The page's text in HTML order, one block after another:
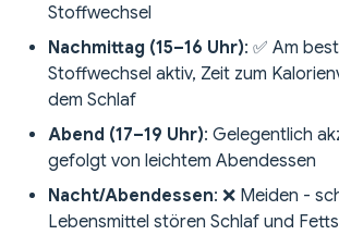
Stoffwechsel
Nachmittag (15–16 Uhr): ✅ Am
Stoffwechsel aktiv, Zeit zum
dem Schlaf
Abend (17–19 Uhr): Gelegentlich
gefolgt von leichtem Abendessen
Nacht/Abendessen: ❌ Meiden -
Lebensmittel stören Schlaf und